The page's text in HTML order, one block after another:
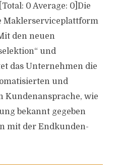
0 Average: 0]Die
Maklerserviceplattform
den neuen
und
das Unternehmen die
und
Kundenansprache, wie
bekannt gegeben
mit der Endkunden-